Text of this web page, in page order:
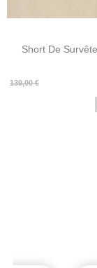
Short De
139,00 €
Prix
Prix